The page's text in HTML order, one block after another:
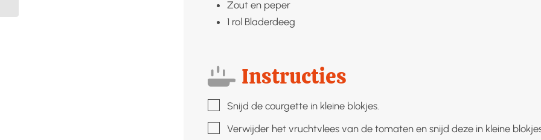
Zout en peper
1 rol Bladerdeeg
Instructies
▢Snijd de courgette in kleine blokjes.
▢Verwijder het vruchtvlees van de tomaten en snijd deze in kleine